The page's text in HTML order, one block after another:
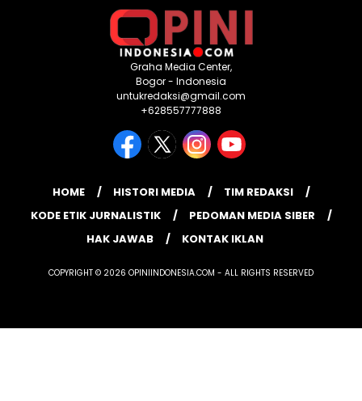
Graha Media Center,
Bogor - Indonesia
untukredaksi@gmail.com
+628557777888
HOME HISTORI MEDIA
TIM REDAKSI
KODE ETIK JURNALISTIK
PEDOMAN MEDIA SIBER
HAK JAWAB
KONTAK IKLAN
COPYRIGHT © 2026 OPINIINDONESIA.COM - ALL RIGHTS RESERVED